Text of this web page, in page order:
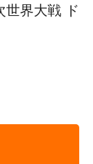
世界大戦 ド